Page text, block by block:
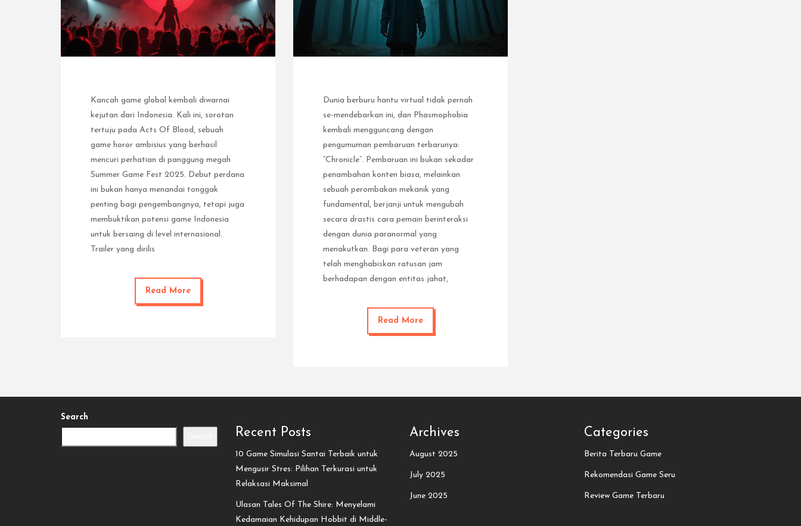
Kancah game global kembali diwarnai
kejutan dari Indonesia. Kali ini, sorotan
tertuju pada Acts Of Blood, sebuah
game horor ambisius yang berhasil
mencuri perhatian di panggung megah
Summer Game Fest 2025. Debut perdana
ini bukan hanya menandai tonggak
penting bagi pengembangnya, tetapi juga
membuktikan potensi game Indonesia
untuk bersaing di level internasional.
Trailer yang dirilis
Read More
Dunia berburu hantu virtual tidak pernah
se-mendebarkan ini, dan Phasmophobia
kembali mengguncang dengan
pengumuman pembaruan terbarunya:
“Chronicle”. Pembaruan ini bukan sekadar
penambahan konten biasa, melainkan
sebuah perombakan mekanik yang
fundamental, berjanji untuk mengubah
secara drastis cara pemain berinteraksi
dengan dunia paranormal yang
menakutkan. Bagi para veteran yang
telah menghabiskan ratusan jam
berhadapan dengan entitas jahat,
Read More
Search
Recent Posts
10 Game Simulasi Santai Terbaik untuk
Mengusir Stres: Pilihan Terkurasi untuk
Relaksasi Maksimal
Ulasan Tales Of The Shire: Menyelami
Kedamaian Kehidupan Hobbit di Middle-
Archives
August 2025
July 2025
June 2025
Categories
Berita Terbaru Game
Rekomendasi Game Seru
Review Game Terbaru